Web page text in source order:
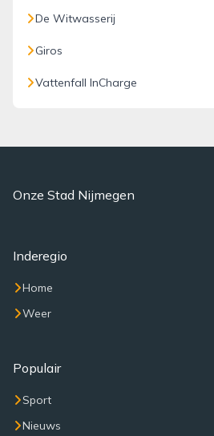
De Witwasserij
Giros
Vattenfall InCharge
Onze Stad Nijmegen
Inderegio
Home
Weer
Populair
Sport
Nieuws